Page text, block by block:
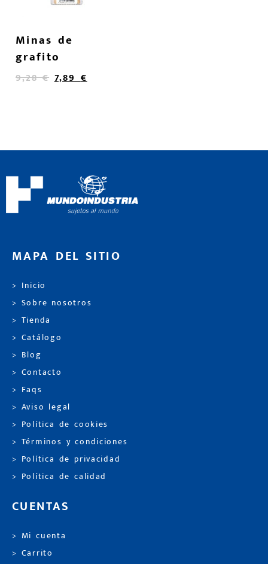
Minas de
grafito
9,28€ 7,89€
MAPA DEL SITIO
> Inicio
> Sobre nosotros
> Tienda
> Catálogo
> Blog
> Contacto
> Faqs
> Aviso legal
> Política de cookies
> Términos y condiciones
> Política de privacidad
> Política de calidad
CUENTAS
> Mi cuenta
> Carrito